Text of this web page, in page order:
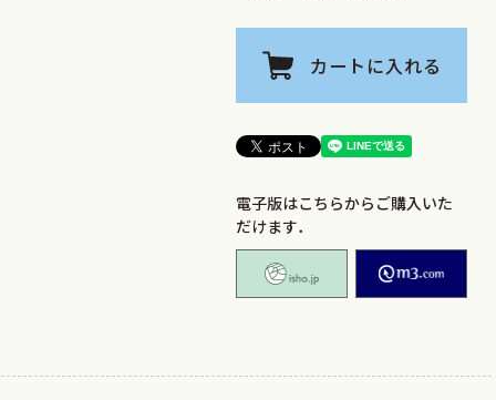
カートに入れる
電子版はこちらからご購入いた
だけます．
isho.jp